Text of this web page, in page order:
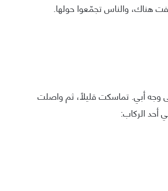
هناك، والناس تجمّعوا حولها.
وجه أبي. تماسكت قليلًا، ثم واصلت
الركاب: